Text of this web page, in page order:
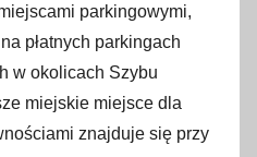
parkingowymi,
płatnych parkingach
w okolicach Szybu
miejskie miejsce dla
znajduje się przy